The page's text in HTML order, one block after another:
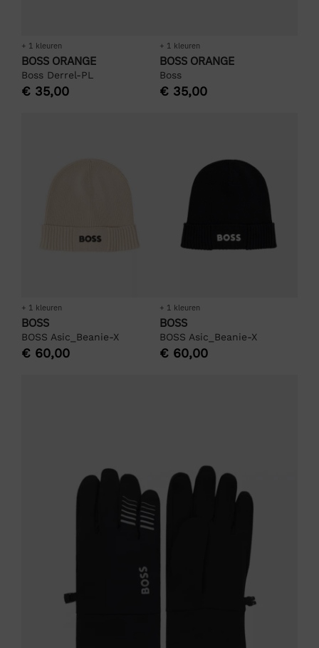
+ 1 kleuren
BOSS ORANGE
Boss Derrel-PL
€ 35,00
+ 1 kleuren
BOSS ORANGE
Boss
€ 35,00
+ 1 kleuren
BOSS
BOSS Asic_Beanie-X
€ 60,00
+ 1 kleuren
BOSS
BOSS Asic_Beanie-X
€ 60,00